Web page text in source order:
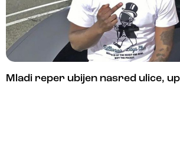
Mladi reper ubijen nasred ulice,